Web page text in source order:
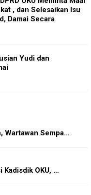
, dan Selesaikan Isu
Damai Secara
Yudi dan
Wartawan Sempa…
Kadisdik OKU, …